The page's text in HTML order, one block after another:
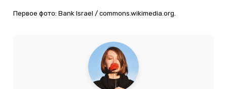
Первое фото: Bank Israel / commons.wikimedia.org.